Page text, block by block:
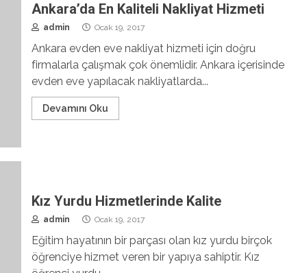
Ankara’da En Kaliteli Nakliyat Hizmeti
admin Ocak 19, 2017
Ankara evden eve nakliyat hizmeti için doğru
firmalarla çalışmak çok önemlidir. Ankara içerisinde
evden eve yapılacak nakliyatlarda...
Devamını Oku
Kız Yurdu Hizmetlerinde Kalite
admin Ocak 19, 2017
Eğitim hayatının bir parçası olan kız yurdu birçok
öğrenciye hizmet veren bir yapıya sahiptir. Kız